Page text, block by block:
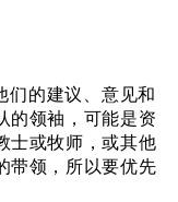
们的建议、意见和
的领袖，可能是资
士或牧师，或其他
带领，所以要优先